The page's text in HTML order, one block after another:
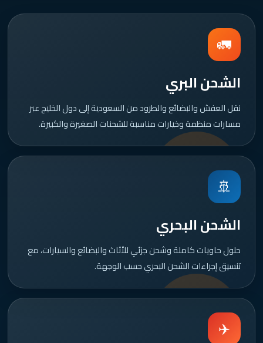
🚛
الشحن البري
نقل العفش والبضائع والطرود من السعودية إلى دول الخليج عبر
مسارات منظمة وخيارات مناسبة للشحنات الصغيرة والكبيرة.
🚢
الشحن البحري
حلول حاويات كاملة وشحن جزئي للأثاث والبضائع والسيارات، مع
تنسيق إجراءات الشحن البحري حسب الوجهة.
✈️